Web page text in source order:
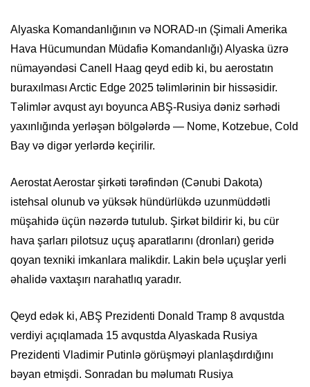
Alyaska Komandanlığının və NORAD-ın (Şimali Amerika
Hava Hücumundan Müdafiə Komandanlığı) Alyaska üzrə
nümayəndəsi Canell Haag qeyd edib ki, bu aerostatın
buraxılması Arctic Edge 2025 təlimlərinin bir hissəsidir.
Təlimlər avqust ayı boyunca ABŞ-Rusiya dəniz sərhədi
yaxınlığında yerləşən bölgələrdə — Nome, Kotzebue, Cold
Bay və digər yerlərdə keçirilir.
Aerostat Aerostar şirkəti tərəfindən (Cənubi Dakota)
istehsal olunub və yüksək hündürlükdə uzunmüddətli
müşahidə üçün nəzərdə tutulub. Şirkət bildirir ki, bu cür
hava şarları pilotsuz uçuş aparatlarını (dronları) geridə
qoyan texniki imkanlara malikdir. Lakin belə uçuşlar yerli
əhalidə vaxtaşırı narahatlıq yaradır.
Qeyd edək ki, ABŞ Prezidenti Donald Tramp 8 avqustda
verdiyi açıqlamada 15 avqustda Alyaskada Rusiya
Prezidenti Vladimir Putinlə görüşməyi planlaşdırdığını
bəyan etmişdi. Sonradan bu məlumatı Rusiya